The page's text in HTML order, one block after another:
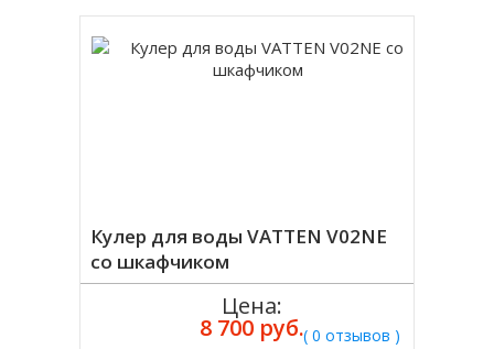
Кулер для воды VATTEN V02NE
со шкафчиком
( 0 отзывов )
Цена:
8 700 руб.